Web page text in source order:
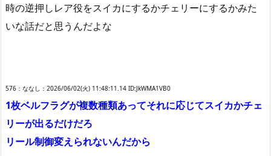
時の逆押しレア役をスイカにするかチェリーにするかみた
いな話だと思うんだよな
576：ななし：2026/06/02(火) 11:48:11.14 ID:JkWMA1VB0
1枚ベルフラグが複数種類あってそれに応じてスイカかチェ
リーが出るだけだろ
リール制御変えられないんだから